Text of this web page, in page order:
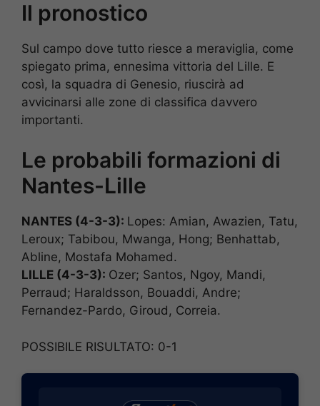
Il pronostico
Sul campo dove tutto riesce a meraviglia, come
spiegato prima, ennesima vittoria del Lille. E
così, la squadra di Genesio, riuscirà ad
avvicinarsi alle zone di classifica davvero
importanti.
Le probabili formazioni di
Nantes-Lille
NANTES (4-3-3): Lopes: Amian, Awazien, Tatu,
Leroux; Tabibou, Mwanga, Hong; Benhattab,
Abline, Mostafa Mohamed.
LILLE (4-3-3): Ozer; Santos, Ngoy, Mandi,
Perraud; Haraldsson, Bouaddi, Andre;
Fernandez-Pardo, Giroud, Correia.
POSSIBILE RISULTATO: 0-1